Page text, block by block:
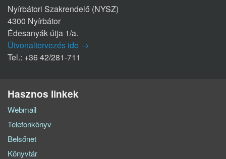
Nyírbátori Szakrendelő (NYSZ)
4300 Nyírbátor
Édesanyák útja 1/a.
Útvonaltervezés ide →
Tel.: +36 42/281-711
Hasznos linkek
Webmail
Telefonkönyv
Belsőnet
Könyvtár